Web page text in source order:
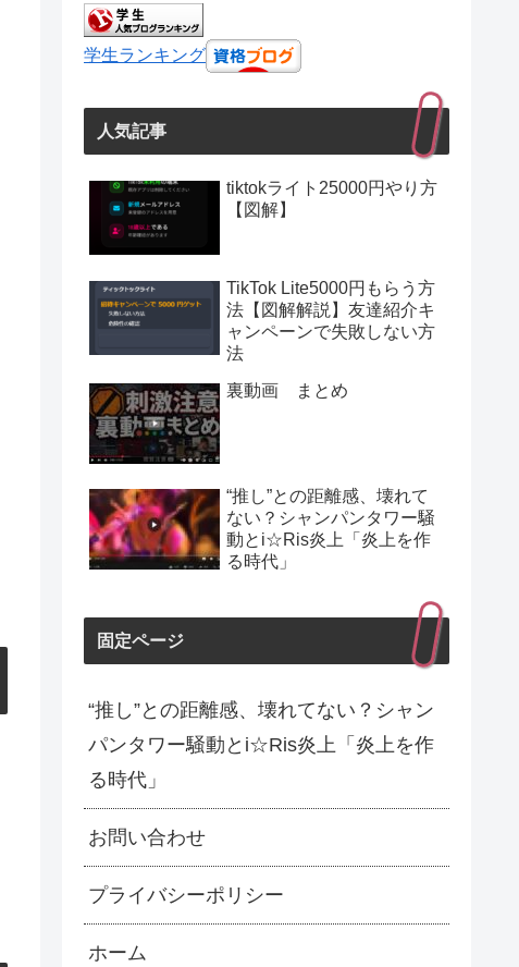
学生ランキング
人気記事
tiktokライト25000円やり方
【図解】
TikTok Lite5000円もらう方
法【図解解説】友達紹介キ
ャンペーンで失敗しない方
法
裏動画 まとめ
“推し”との距離感、壊れて
ない？シャンパンタワー騒
動とi☆Ris炎上「炎上を作
る時代」
固定ページ
“推し”との距離感、壊れてない？シャン
パンタワー騒動とi☆Ris炎上「炎上を作
る時代」
お問い合わせ
プライバシーポリシー
ホーム